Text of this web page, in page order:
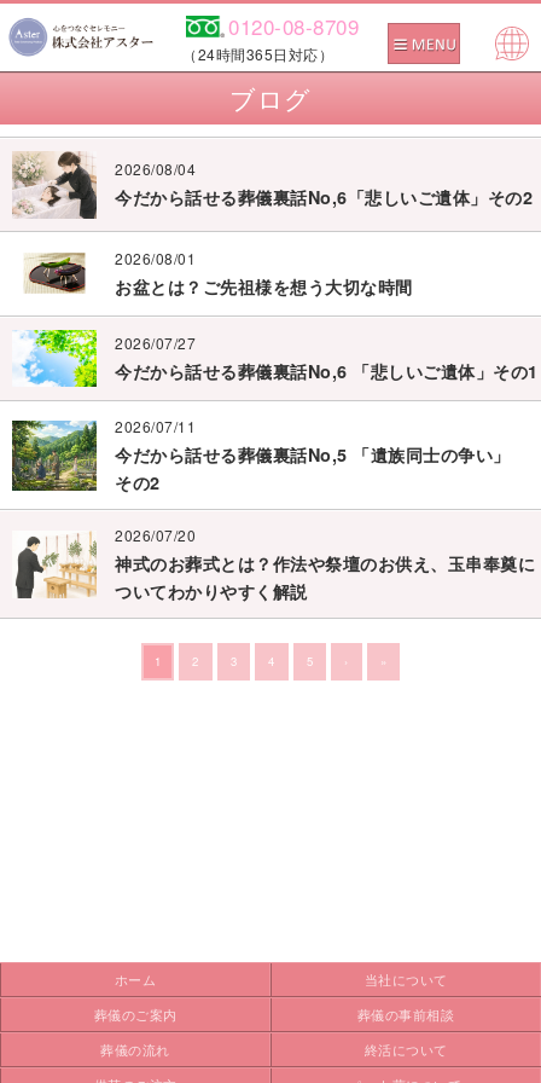
0120-08-8709
（24時間365日対応）
Pow
ブログ
2026/08/04
今だから話せる葬儀裏話No,6「悲しいご遺体」その2
2026/08/01
お盆とは？ご先祖様を想う大切な時間
2026/07/27
今だから話せる葬儀裏話No,6 「悲しいご遺体」その1
2026/07/11
今だから話せる葬儀裏話No,5 「遺族同士の争い」
その2
2026/07/20
神式のお葬式とは？作法や祭壇のお供え、玉串奉奠に
ついてわかりやすく解説
1 2 3 4 5 › »
ホーム
当社について
葬儀のご案内
葬儀の事前相談
葬儀の流れ
終活について